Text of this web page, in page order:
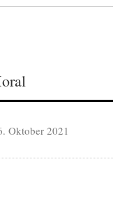
Oktober 2021